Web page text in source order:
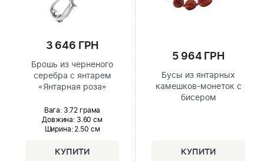
3 646 ГРН
Брошь из черненого
серебра с янтарем
«Янтарная роза»
Вага: 3.72 грама
Довжина: 3.60 см
Ширина: 2.50 см
5 964 ГРН
Бусы из янтарных
камешков-монеток с
бисером